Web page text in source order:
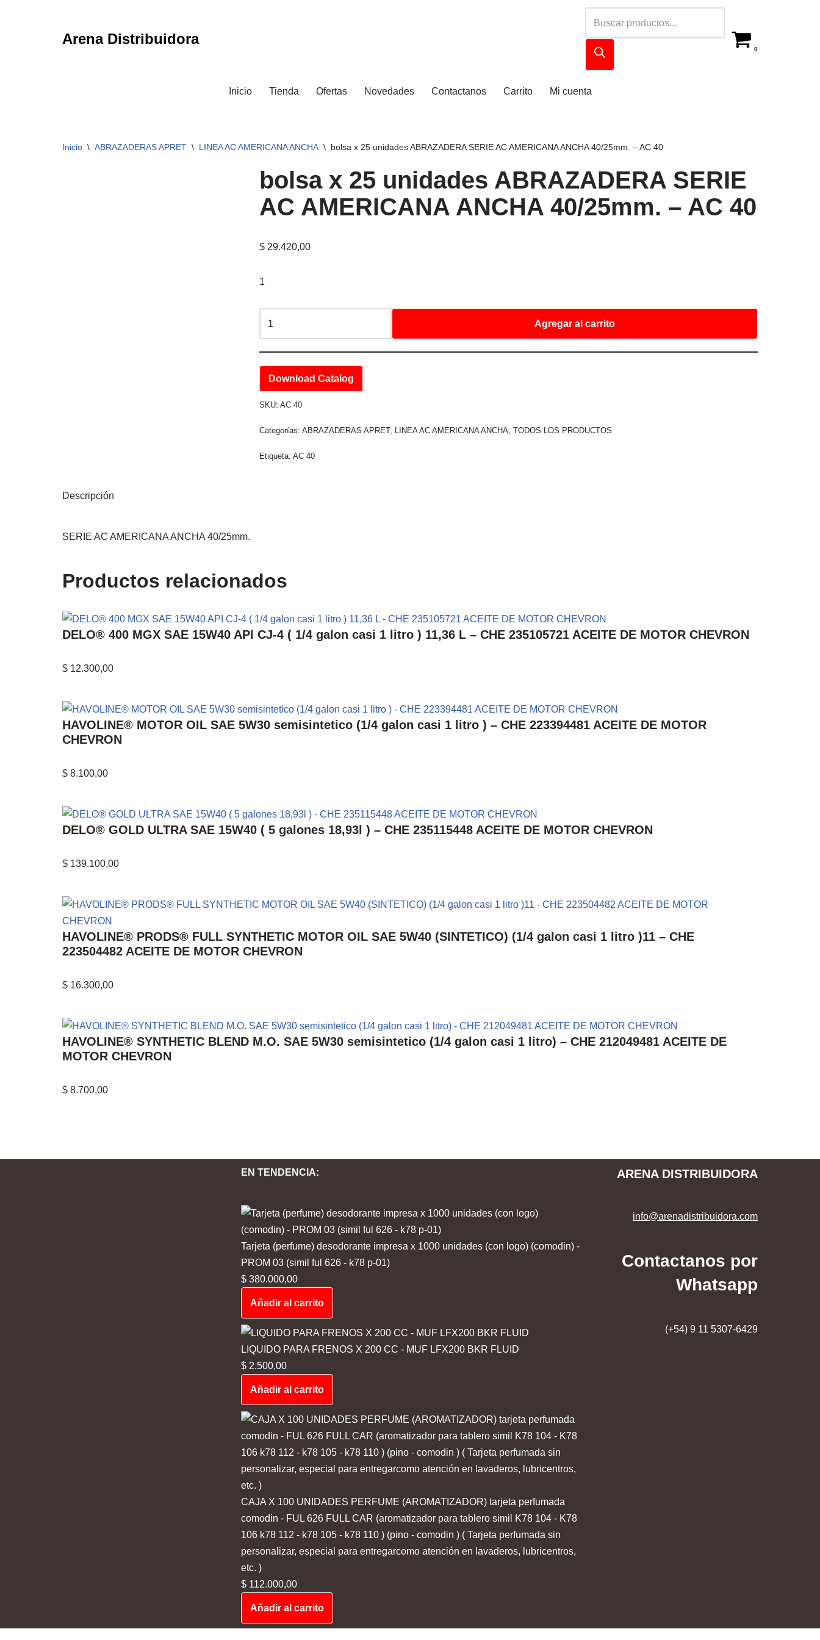
Arena Distribuidora
0
Inicio Tienda Ofertas Novedades Contactanos Carrito Mi cuenta
Inicio \ ABRAZADERAS APRET \ LINEA AC AMERICANA ANCHA \ bolsa x 25 unidades ABRAZADERA SERIE AC AMERICANA ANCHA 40/25mm. – AC 40
bolsa x 25 unidades ABRAZADERA SERIE
AC AMERICANA ANCHA 40/25mm. – AC 40
$29.420,00
1
Agregar al carrito
Download Catalog
SKU: AC 40
Categorías: ABRAZADERAS APRET, LINEA AC AMERICANA ANCHA, TODOS LOS PRODUCTOS
Etiqueta: AC 40
Descripción
SERIE AC AMERICANA ANCHA 40/25mm.
Productos relacionados
DELO® 400 MGX SAE 15W40 API CJ-4 ( 1/4 galon casi 1 litro ) 11,36 L – CHE 235105721 ACEITE DE MOTOR CHEVRON
$ 12.300,00
HAVOLINE® MOTOR OIL SAE 5W30 semisintetico (1/4 galon casi 1 litro ) – CHE 223394481 ACEITE DE MOTOR
CHEVRON
$ 8.100,00
DELO® GOLD ULTRA SAE 15W40 ( 5 galones 18,93l ) – CHE 235115448 ACEITE DE MOTOR CHEVRON
$ 139.100,00
HAVOLINE® PRODS® FULL SYNTHETIC MOTOR OIL SAE 5W40 (SINTETICO) (1/4 galon casi 1 litro )11 – CHE
223504482 ACEITE DE MOTOR CHEVRON
$ 16.300,00
HAVOLINE® SYNTHETIC BLEND M.O. SAE 5W30 semisintetico (1/4 galon casi 1 litro) – CHE 212049481 ACEITE DE
MOTOR CHEVRON
$ 8.700,00
EN TENDENCIA:
Tarjeta (perfume) desodorante impresa x 1000 unidades (con logo) (comodin) -
PROM 03 (simil ful 626 - k78 p-01)
$380.000,00
Añadir al carrito
LIQUIDO PARA FRENOS X 200 CC - MUF LFX200 BKR FLUID
$2.500,00
Añadir al carrito
CAJA X 100 UNIDADES PERFUME (AROMATIZADOR) tarjeta perfumada
comodin - FUL 626 FULL CAR (aromatizador para tablero simil K78 104 - K78
106 k78 112 - k78 105 - k78 110 ) (pino - comodin ) ( Tarjeta perfumada sin
personalizar, especial para entregarcomo atención en lavaderos, lubricentros,
etc. )
$112.000,00
Añadir al carrito
ARENA DISTRIBUIDORA
info@arenadistribuidora.com
Contactanos por
Whatsapp
(+54) 9 11 5307-6429